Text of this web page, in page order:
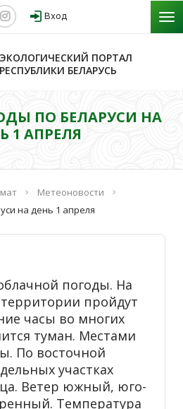
Вход
ЭКОЛОГИЧЕСКИЙ ПОРТАЛ
РЕСПУБЛИКИ БЕЛАРУСЬ
ПО БЕЛАРУСИ НА
1 АПРЕЛЯ
Метеоновости
на день 1 апреля
погоды. На
пройдут
часы во многих
туман. Местами
По восточной
участках
Ветер южный, юго-
Температура